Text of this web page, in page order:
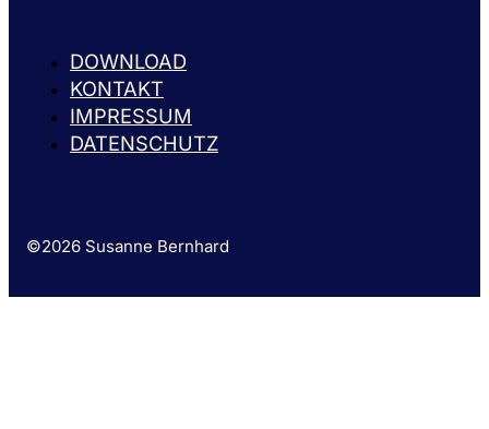
DOWNLOAD
KONTAKT
IMPRESSUM
DATENSCHUTZ
©2026 Susanne Bernhard